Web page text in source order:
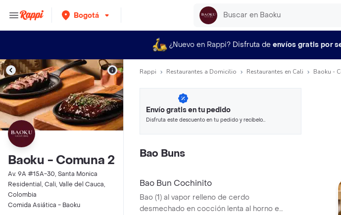
Bogotá
¿Nuevo en Rappi? Disfruta de envíos gratis por
Baoku - Comuna 2
Av. 9A #15A-30, Santa Monica
Residential, Cali, Valle del Cauca,
Colombia
Comida Asiática - Baoku
Rappi Restaurantes a Domicilio Restaurantes en Cali Baoku -
Envío gratis en tu pedido
Disfruta este descuento en tu pedido y recíbelo
Bao Buns
Bao Bun Cochinito
Bao (1) al vapor relleno de cerdo
desmechado en cocción lenta al horno en